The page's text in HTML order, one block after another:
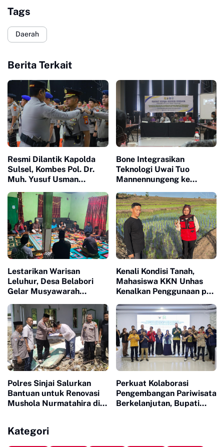
Tags
Daerah
Berita Terkait
Resmi Dilantik Kapolda
Sulsel, Kombes Pol. Dr.
Muh. Yusuf Usman
Bone Integrasikan
Teknologi Uwai Tuo
Mannennungeng ke
Dukung Modernisasi
Irigasi
Lestarikan Warisan
Leluhur, Desa Belabori
Gelar Musyawarah
Badik
Kenali Kondisi Tanah,
Mahasiswa KKN Unhas
Kenalkan Penggunaan pH
Petani di Desa Lonrong
Polres Sinjai Salurkan
Bantuan untuk Renovasi
Mushola Nurmatahira di
Perkuat Kolaborasi
Pengembangan Pariwisata
Berkelanjutan, Bupati
Kategori